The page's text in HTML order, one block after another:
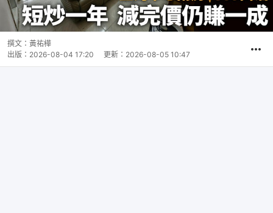
撰文： 黃祐樺
出版： 2026-08-04 17:20 更新： 2026-08-05 10:47